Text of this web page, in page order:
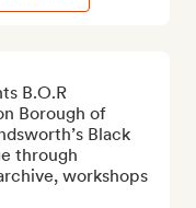
B.O.R
Borough of
Black
through
workshops